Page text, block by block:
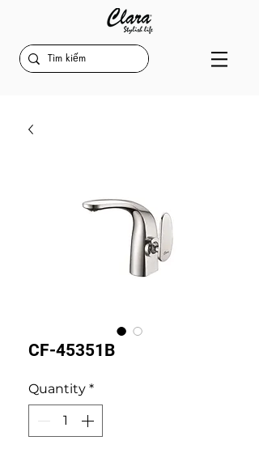
CF-45351B
Quantity *